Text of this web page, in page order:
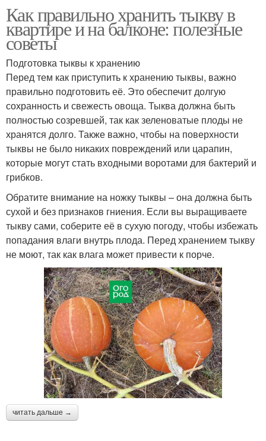
Как правильно хранить тыкву в
квартире и на балконе: полезные
советы
Подготовка тыквы к хранению
Перед тем как приступить к хранению тыквы, важно
правильно подготовить её. Это обеспечит долгую
сохранность и свежесть овоща. Тыква должна быть
полностью созревшей, так как зеленоватые плоды не
хранятся долго. Также важно, чтобы на поверхности
тыквы не было никаких повреждений или царапин,
которые могут стать входными воротами для бактерий и
грибков.
Обратите внимание на ножку тыквы – она должна быть
сухой и без признаков гниения. Если вы выращиваете
тыкву сами, соберите её в сухую погоду, чтобы избежать
попадания влаги внутрь плода. Перед хранением тыкву
не моют, так как влага может привести к порче.
читать дальше →